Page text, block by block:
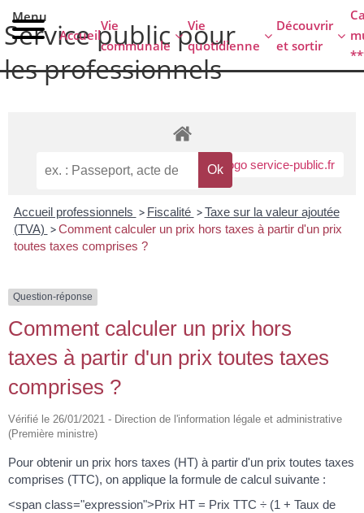
principal
Menu
Accueil
Vie
communale
Vie
quotidienne
Découvrir
et sortir
Service public pour
les professionnels
Accueil professionnels > Fiscalité > Taxe sur la valeur ajoutée
(TVA) > Comment calculer un prix hors taxes à partir d'un prix
toutes taxes comprises ?
Question-réponse
Comment calculer un prix hors
taxes à partir d'un prix toutes taxes
comprises ?
Vérifié le 26/01/2021 - Direction de l'information légale et administrative
(Première ministre)
Pour obtenir un prix hors taxes (HT) à partir d'un prix toutes taxes
comprises (TTC), on applique la formule de calcul suivante :
<span class="expression">Prix HT = Prix TTC ÷ (1 + Taux de